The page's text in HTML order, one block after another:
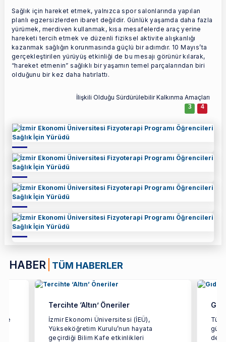
Sağlık için hareket etmek, yalnızca spor salonlarında yapılan
planlı egzersizlerden ibaret değildir. Günlük yaşamda daha fazla
yürümek, merdiven kullanmak, kısa mesafelerde araç yerine
hareketi tercih etmek ve düzenli fiziksel aktivite alışkanlığı
kazanmak sağlığın korunmasında güçlü bir adımdır. 10 Mayıs’ta
gerçekleştirilen yürüyüş etkinliği de bu mesajı görünür kılarak,
“hareket etmenin”sağlıklı bir yaşamın temel parçalarından biri
olduğunu bir kez daha hatırlattı.
İlişkili Olduğu Sürdürülebilir Kalkınma Amaçları
3 4
HABER TÜM HABERLER
Tercihte ‘Altın’ Öneriler
İzmir Ekonomi Üniversitesi (İEÜ),
Yükseköğretim Kurulu’nun hayata
geçirdiği Bilim Kafe etkinlikleri